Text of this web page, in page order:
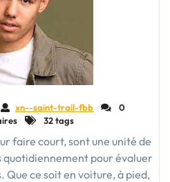
xn--saint-trail-fbb
0
32 tags
faire court, sont une unité de
quotidiennement pour évaluer
Que ce soit en voiture, à pied,